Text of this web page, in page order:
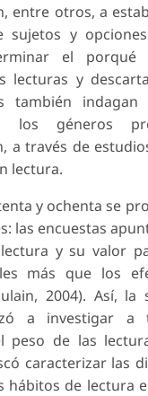
entre otros, a
sujetos y
el porqué
lecturas y
también
los géneros
a través de
lectura.
y ochenta se
las encuestas
y su valor
más que los
2004). Así, la
a investigar a
peso de las
caracterizar las
hábitos de lectura